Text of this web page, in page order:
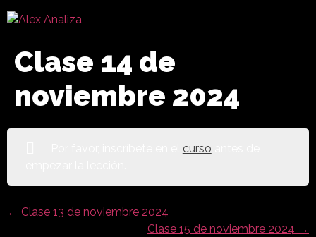
Clase 14 de
noviembre 2024
curso
Clase 13 de noviembre 2024
Clase 15 de noviembre 2024